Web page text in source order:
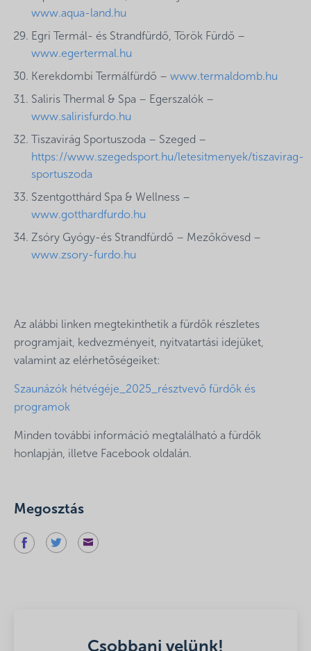
www.aqua-land.hu
Egri Termál- és Strandfürdő, Török Fürdő –
www.egertermal.hu
Kerekdombi Termálfürdő – www.termaldomb.hu
Saliris Thermal & Spa – Egerszalók –
www.salirisfurdo.hu
Tiszavirág Sportuszoda – Szeged –
https://www.szegedsport.hu/letesitmenyek/tiszavirag-
sportuszoda
Szentgotthárd Spa & Wellness –
www.gotthardfurdo.hu
Zsóry Gyógy-és Strandfürdő – Mezőkövesd –
www.zsory-furdo.hu
Az alábbi linken megtekinthetik a fürdők részletes
programjait, kedvezményeit, nyitvatartási idejüket,
valamint az elérhetőségeiket:
Szaunázók hétvégéje_2025_résztvevő fürdők és
programok
Minden további információ megtalálható a fürdők
honlapján, illetve Facebook oldalán.
Megosztás
Csobbanj velünk!